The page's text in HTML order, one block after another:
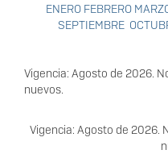
ENERO FEBRERO
SEPTIEMBRE
Vigencia: Agosto de 2026.
nuevos.
Vigencia: Agosto de 2026.